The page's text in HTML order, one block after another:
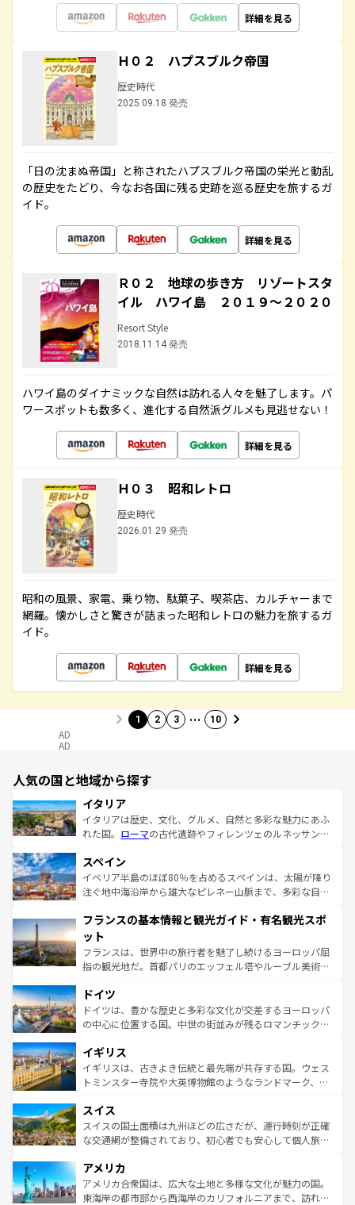
詳細を見る
Ｈ０２ ハプスブルク帝国
歴史時代
2025.09.18 発売
「日の沈まぬ帝国」と称されたハプスブルク帝国の栄光と動乱
の歴史をたどり、今なお各国に残る史跡を巡る歴史を旅するガ
イド。
詳細を見る
Ｒ０２ 地球の歩き方 リゾートスタ
イル ハワイ島 ２０１９～２０２０
Resort Style
2018.11.14 発売
ハワイ島のダイナミックな自然は訪れる人々を魅了します。パ
ワースポットも数多く、進化する自然派グルメも見逃せない！
詳細を見る
Ｈ０３ 昭和レトロ
歴史時代
2026.01.29 発売
昭和の風景、家電、乗り物、駄菓子、喫茶店、カルチャーまで
網羅。懐かしさと驚きが詰まった昭和レトロの魅力を旅するガ
イド。
詳細を見る
1 2 3 … 10
AD
AD
人気の国と地域から探す
イタリア
イタリアは歴史、文化、グルメ、自然と多彩な魅力にあふ
れた国。 ローマの古代遺跡やフィレンツェのルネッサンス
ろん、トスカーナの美しい田園風景やアマルフィ海岸の絶
景など、自然景観も見逃せない。観光の合間には、本場の
ピザやパスタなど、絶品のイタリア料理を堪能することも
ませてくれるイタリアで、忘れられない旅をしてみよう！
なお、新着のイタリア情報は
しい。
スペイン
イベリア半島のほぼ80％を占めるスペインは、太陽が降り
注ぐ地中海沿岸から雄大なピレネー山脈まで、多彩な自然
文化が根付くこの国では、情熱的なフラメンコ、熱気あふ
れる闘牛、そして美味しいタパスが生活の一部となってい
る。首都マドリードの洗練された雰囲気や、バルセロナの
アートに溢れた街角から、地方では古代ローマ遺跡や中世
せる。地方によって風土や気候が異なるスペインはその個
性で訪れる人を魅了する。 なお、新着のスペイン情報は コ
ンテンツ一覧を参照してほしい。
フランスの基本情報と観光ガイド・有名観光スポ
ット
フランスは、世界中の旅行者を魅了し続けるヨーロッパ屈
指の観光地だ。首都パリのエッフェル塔やルーブル美術館
で、幅広い魅力が詰まっている。華麗な宮殿、歴史的な大
聖堂、美しいビーチ、そして豊かな自然が、訪れる者を心
から魅了する。また、フランスは美食の国としても知ら
いる。シャンパンの発祥地であるランス、プロヴァンスの
香り高いラベンダー畑など、多彩な楽しみ方が可能だ。さ
らに、パリ以外の地域にも魅力が溢れており、どの街角に
れる地方に足を運ぶとそれぞれで全く異なる文化を体験で
きるだろう。 なお、新着のフランス情報はコンテンツ一覧
を参照してほしい。
ドイツ
ドイツは、豊かな歴史と多彩な文化が交差するヨーロッパ
の中心に位置する国。中世の街並みが残るロマンチック街
顔を持つこの国は、どこを歩いても飽きることがない。ベ
ルリンの文化的活気、バイエルン州のアルプスの絶景、そ
してライン川沿いのワイン畑といった風景は必見。ビール
は、お酒好きな人にはぜひ体験してほしい。 なお、新着の
ドイツ情報はコンテンツ一覧を参照してほしい。
イギリス
イギリスは、古きよき伝統と最先端が共存する国。ウェス
トミンスター寺院や大英博物館のようなランドマーク、歴
リアごとに異なる魅力がある。また、優雅なアフタヌーン
ティー、ビール好きにはたまらない英国パブ、サッカー観
戦など、本場だからこそできる体験も豊富。イギリスを旅
ンツ一覧を参照してほしい。
スイス
スイスの国土面積は九州ほどの広さだが、運行時刻が正確
な交通網が整備されており、初心者でも安心して個人旅行
の建物がそのまま残る町や、スイスならではのユニークな
博物館もあり、アルプス観光だけでなく町歩きも満喫する
ことができる。国民の所得が高いため物価も高いが、旅行
アメリカ
アメリカ合衆国は、広大な土地と多様な文化が魅力の国。
東海岸の都市部から西海岸のカリフォルニアまで、訪れる